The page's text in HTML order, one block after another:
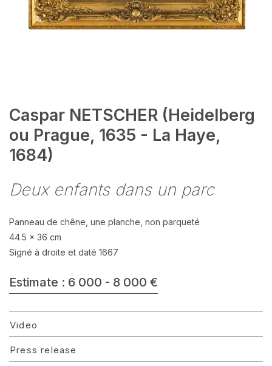
Caspar NETSCHER (Heidelberg
ou Prague, 1635 - La Haye,
1684)
Deux enfants dans un parc
Panneau de chêne, une planche, non parqueté
44.5 x 36 cm
Signé à droite et daté 1667
Estimate : 6 000 - 8 000 €
Video
Press release